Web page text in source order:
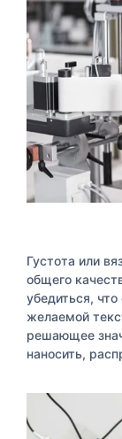
Густота или
общего
убедиться,
желаемой
решающее
наносить,